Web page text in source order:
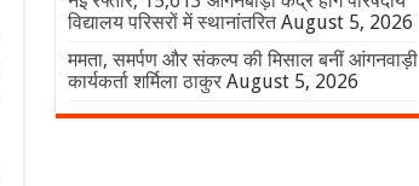
विद्यालय परिसरों में स्थानांतरित August 5, 2026
ममता, समर्पण और संकल्प की मिसाल बनीं आंगनवाड़ी
कार्यकर्ता शर्मिला ठाकुर August 5, 2026